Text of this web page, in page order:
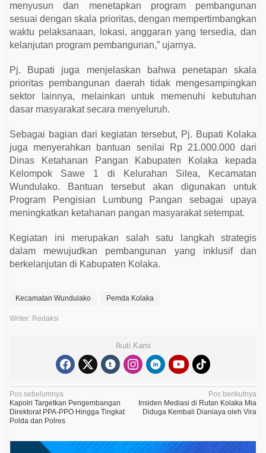
menyusun dan menetapkan program pembangunan
sesuai dengan skala prioritas, dengan mempertimbangkan
waktu pelaksanaan, lokasi, anggaran yang tersedia, dan
kelanjutan program pembangunan,” ujarnya.
Pj. Bupati juga menjelaskan bahwa penetapan skala
prioritas pembangunan daerah tidak mengesampingkan
sektor lainnya, melainkan untuk memenuhi kebutuhan
dasar masyarakat secara menyeluruh.
Sebagai bagian dari kegiatan tersebut, Pj. Bupati Kolaka
juga menyerahkan bantuan senilai Rp 21.000.000 dari
Dinas Ketahanan Pangan Kabupaten Kolaka kepada
Kelompok Sawe 1 di Kelurahan Silea, Kecamatan
Wundulako. Bantuan tersebut akan digunakan untuk
Program Pengisian Lumbung Pangan sebagai upaya
meningkatkan ketahanan pangan masyarakat setempat.
Kegiatan ini merupakan salah satu langkah strategis
dalam mewujudkan pembangunan yang inklusif dan
berkelanjutan di Kabupaten Kolaka.
Kecamatan Wundulako Pemda Kolaka
Writer: Redaksi
Ikuti Kami
N
a
v
i
Pos sebelumnya
Kapolri Targetkan Pengembangan
Direktorat PPA-PPO Hingga Tingkat
Polda dan Polres
Pos berikutnya
Insiden Mediasi di Rutan Kolaka Mia
Diduga Kembali Dianiaya oleh Vira